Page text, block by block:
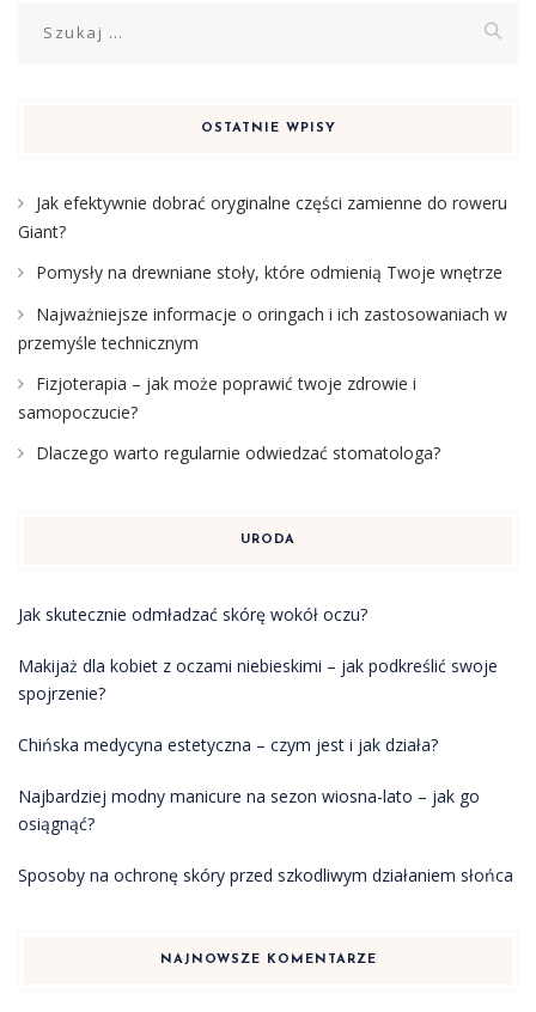
OSTATNIE WPISY
Jak efektywnie dobrać oryginalne części zamienne do roweru
Giant?
Pomysły na drewniane stoły, które odmienią Twoje wnętrze
Najważniejsze informacje o oringach i ich zastosowaniach w
przemyśle technicznym
Fizjoterapia – jak może poprawić twoje zdrowie i
samopoczucie?
Dlaczego warto regularnie odwiedzać stomatologa?
URODA
Jak skutecznie odmładzać skórę wokół oczu?
Makijaż dla kobiet z oczami niebieskimi – jak podkreślić swoje
spojrzenie?
Chińska medycyna estetyczna – czym jest i jak działa?
Najbardziej modny manicure na sezon wiosna-lato – jak go
osiągnąć?
Sposoby na ochronę skóry przed szkodliwym działaniem słońca
NAJNOWSZE KOMENTARZE